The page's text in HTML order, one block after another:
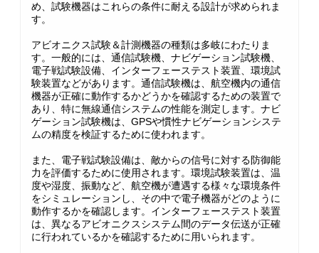
め、試験機器はこれらの条件に耐える設計が求められま
す。
アビオニクス試験＆計測機器の種類は多岐にわたりま
す。一般的には、通信試験機、ナビゲーション試験機、
電子戦試験設備、インターフェーステスト装置、環境試
験装置などがあります。通信試験機は、航空機内の通信
機器が正確に動作するかどうかを確認するための装置で
あり、特に無線通信システムの性能を測定します。ナビ
ゲーション試験機は、GPSや慣性ナビゲーションシステ
ムの精度を検証するために使われます。
また、電子戦試験設備は、敵からの信号に対する防御能
力を評価するために使用されます。環境試験装置は、温
度や湿度、振動など、航空機が遭遇する様々な環境条件
をシミュレーションし、その中で電子機器がどのように
動作するかを確認します。インターフェーステスト装置
は、異なるアビオニクスシステム間のデータ伝送が正確
に行われているかを確認するために用いられます。